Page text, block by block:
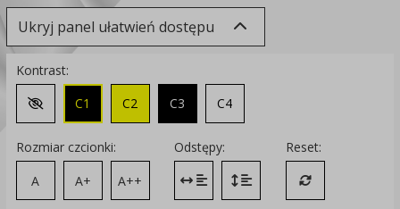
Ukryj panel ułatwień dostępu
Kontrast:
Zmień kontrast na domyślny
C1 C2 C3 C4
Rozmiar czcionki:
A
A+ A++
Odstępy:
Zmień odstęp między literami
Zmień interlinię i margines
Reset:
Przywróć